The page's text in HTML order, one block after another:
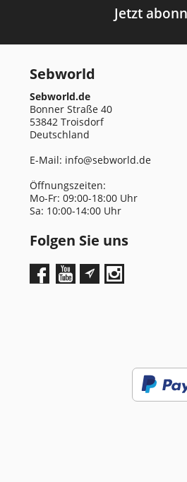
Jetzt
Sebworld
Sebworld.de
Bonner Straße 40
53842 Troisdorf
Deutschland
E-Mail: info@sebworld.de
Öffnungszeiten:
Mo-Fr: 09:00-18:00 Uhr
Sa: 10:00-14:00 Uhr
Folgen Sie uns